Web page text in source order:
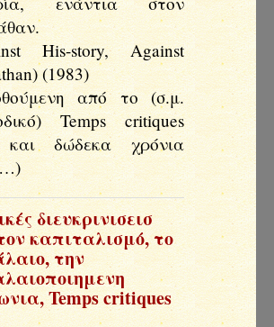
His-story, Against
(1983)
από το (σ.μ.
Temps critiques
δώδεκα χρόνια
διευκρινισεισ
καπιταλισμό, το
την
,Temps critiques